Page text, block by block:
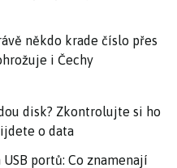
někdo krade číslo přes
i Čechy
disk? Zkontrolujte si ho
o data
portů: Co znamenají